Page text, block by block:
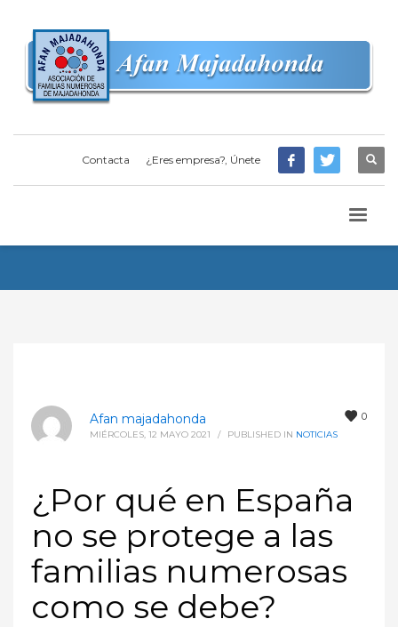
Contacta ¿Eres empresa?, Únete
0
Afan majadahonda
MIÉRCOLES, 12 MAYO 2021 / PUBLISHED IN NOTICIAS
¿Por qué en España
no se protege a las
familias numerosas
como se debe?